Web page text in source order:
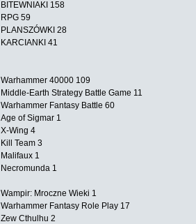
BITEWNIAKI 158
RPG 59
PLANSZÓWKI 28
KARCIANKI 41
Warhammer 40000 109
Middle-Earth Strategy Battle Game 11
Warhammer Fantasy Battle 60
Age of Sigmar 1
X-Wing 4
Kill Team 3
Malifaux 1
Necromunda 1
Wampir: Mroczne Wieki 1
Warhammer Fantasy Role Play 17
Zew Cthulhu 2